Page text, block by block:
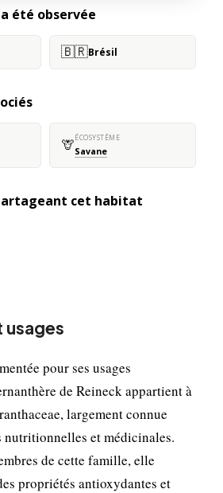
été observée
🇧🇷Brésil
🦒ÉCOSYSTÈME
Savane
cet habitat
usages
pour ses usages
de Reineck appartient à
largement connue
nutritionnelles et médicinales.
de cette famille, elle
propriétés antioxydantes et